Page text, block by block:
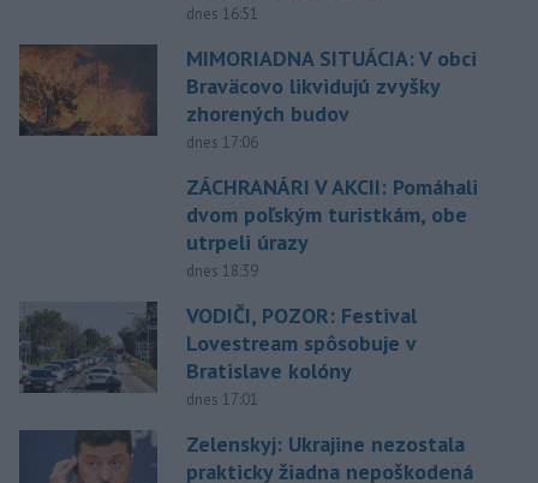
dnes 16:51
MIMORIADNA SITUÁCIA: V obci
Braväcovo likvidujú zvyšky
zhorených budov
dnes 17:06
ZÁCHRANÁRI V AKCII: Pomáhali
dvom poľským turistkám, obe
utrpeli úrazy
dnes 18:39
VODIČI, POZOR: Festival
Lovestream spôsobuje v
Bratislave kolóny
dnes 17:01
Zelenskyj: Ukrajine nezostala
prakticky žiadna nepoškodená